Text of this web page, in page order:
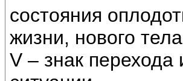
состояния
жизни, нового
V – знак перехода